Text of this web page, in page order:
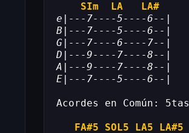
SIm LA
LA#
e|---7----5----6--|
B|---7----5----6--|
G|---7----6----7--|
D|---9----7----8--|
A|---9----7----8--|
E|---7----5----6--|
Acordes en Común: 5tas
FA#5 SOL5 LA5
LA#5